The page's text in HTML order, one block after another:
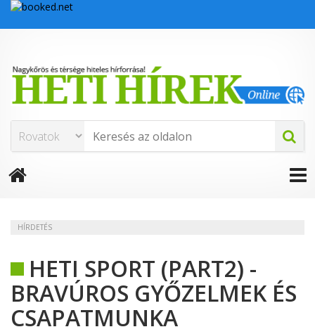
HÍRDETÉS
HETI SPORT (PART2) -
BRAVÚROS GYŐZELMEK ÉS
CSAPATMUNKA